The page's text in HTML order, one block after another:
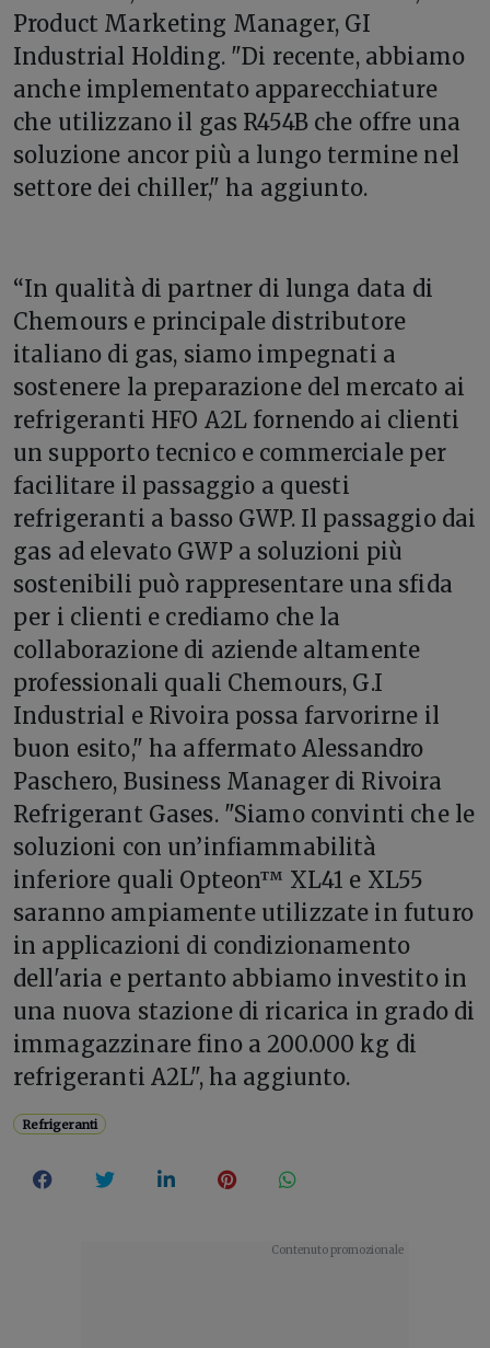
Product Marketing Manager, GI
Industrial Holding. "Di recente, abbiamo
anche implementato apparecchiature
che utilizzano il gas R454B che offre una
soluzione ancor più a lungo termine nel
settore dei chiller," ha aggiunto.
“In qualità di partner di lunga data di
Chemours e principale distributore
italiano di gas, siamo impegnati a
sostenere la preparazione del mercato ai
refrigeranti HFO A2L fornendo ai clienti
un supporto tecnico e commerciale per
facilitare il passaggio a questi
refrigeranti a basso GWP. Il passaggio dai
gas ad elevato GWP a soluzioni più
sostenibili può rappresentare una sfida
per i clienti e crediamo che la
collaborazione di aziende altamente
professionali quali Chemours, G.I
Industrial e Rivoira possa farvorirne il
buon esito," ha affermato Alessandro
Paschero, Business Manager di Rivoira
Refrigerant Gases. "Siamo convinti che le
soluzioni con un’infiammabilità
inferiore quali Opteon™ XL41 e XL55
saranno ampiamente utilizzate in futuro
in applicazioni di condizionamento
dell'aria e pertanto abbiamo investito in
una nuova stazione di ricarica in grado di
immagazzinare fino a 200.000 kg di
refrigeranti A2L", ha aggiunto.
Refrigeranti